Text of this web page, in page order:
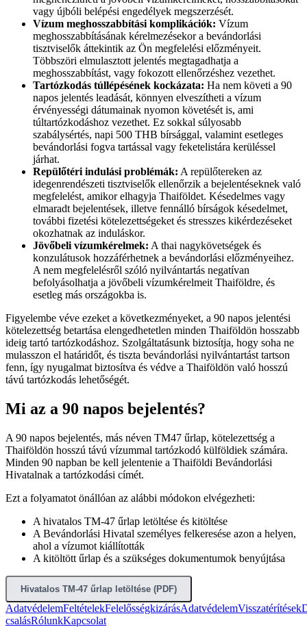
vagy újbóli belépési engedélyek megszerzését.
Vízum meghosszabbítási komplikációk: Vízum
meghosszabbításának kérelmezésekor a bevándorlási
tisztviselők áttekintik az Ön megfelelési előzményeit.
Többszöri elmulasztott jelentés megtagadhatja a
meghosszabbítást, vagy fokozott ellenőrzéshez vezethet.
Tartózkodás túllépésének kockázata: Ha nem követi a 90
napos jelentés leadását, könnyen elveszítheti a vízum
érvényességi dátumainak nyomon követését is, ami
túltartózkodáshoz vezethet. Ez sokkal súlyosabb
szabálysértés, napi 500 THB bírsággal, valamint esetleges
bevándorlási fogva tartással vagy feketelistára kerüléssel
járhat.
Repülőtéri indulási problémák: A repülőtereken az
idegenrendészeti tisztviselők ellenőrzik a bejelentéseknek való
megfelelést, amikor elhagyja Thaiföldet. Késedelmes vagy
elmaradt bejelentések, illetve fennálló bírságok késedelmet,
további fizetési kötelezettségeket és stresszes kikérdezéseket
okozhatnak az induláskor.
Jövőbeli vízumkérelmek: A thai nagykövetségek és
konzulátusok hozzáférhetnek a bevándorlási előzményeihez.
A nem megfelelésről szóló nyilvántartás negatívan
befolyásolhatja a jövőbeli vízumkérelmeit Thaiföldre, és
esetleg más országokba is.
Figyelembe véve ezeket a következményeket, a 90 napos jelentési
kötelezettség betartása elengedhetetlen minden Thaiföldön hosszabb
ideig tartó tartózkodáshoz. Szolgáltatásunk biztosítja, hogy soha ne
mulasszon el határidőt, és tiszta bevándorlási nyilvántartást tartson
fenn, így nyugalmat biztosítva és védve a Thaiföldön való hosszú
távú tartózkodás lehetőségét.
Mi az a 90 napos bejelentés?
A 90 napos bejelentés, más néven TM47 űrlap, kötelezettség a
Thaiföldön hosszú távú vízummal tartózkodó külföldiek számára.
Minden 90 napban be kell jelentenie a Thaiföldi Bevándorlási
Hivatalnak a tartózkodási címét.
Ezt a folyamatot önállóan az alábbi módokon elvégezheti:
A hivatalos TM-47 űrlap letöltése és kitöltése
A Bevándorlási Hivatal személyes felkeresése azon a helyen,
ahol a vízumot kiállították
A kitöltött űrlap és a szükséges dokumentumok benyújtása
Hivatalos TM-47 űrlap letöltése (PDF)
AdatvédelemFeltételekFelelősségkizárásAdatvédelemVisszatérítések
csalásRólunkKapcsolat